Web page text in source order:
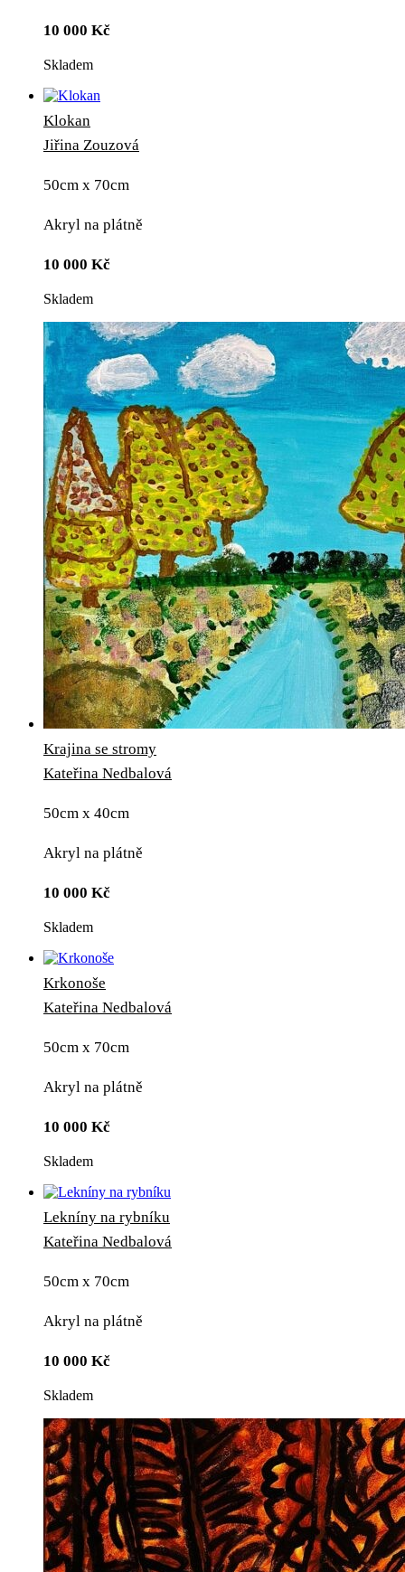
10 000 Kč
Skladem
Klokan
Jiřina Zouzová
50cm x 70cm
Akryl na plátně
10 000 Kč
Skladem
Krajina se stromy
Kateřina Nedbalová
50cm x 40cm
Akryl na plátně
10 000 Kč
Skladem
Krkonoše
Kateřina Nedbalová
50cm x 70cm
Akryl na plátně
10 000 Kč
Skladem
Lekníny na rybníku
Kateřina Nedbalová
50cm x 70cm
Akryl na plátně
10 000 Kč
Skladem